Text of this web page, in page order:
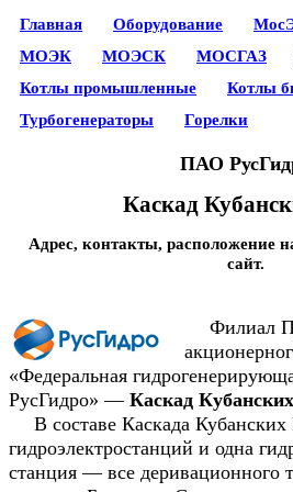
Главная Оборудование
МОЭК
МОЭСК МОСГАЗ
Котлы промышленные
Котлы
Турбогенераторы
Горелки
ПАО
Каскад
Адрес, контакты, расположение
сайт.
Филиал
«Федеральная
РусГидро» — Каскад
В составе Каскада Кубанских
гидроэлектростанций и одна
станция — все деривационного